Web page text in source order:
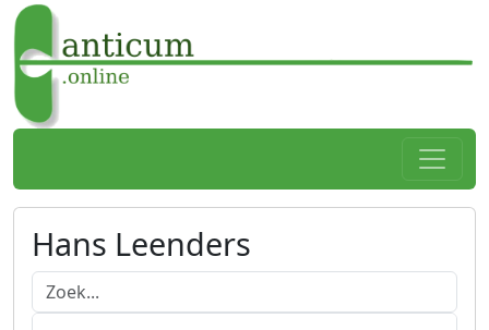
Spring naar hoofdtekst
Hans Leenders
Doorzoek onderstaande lijst